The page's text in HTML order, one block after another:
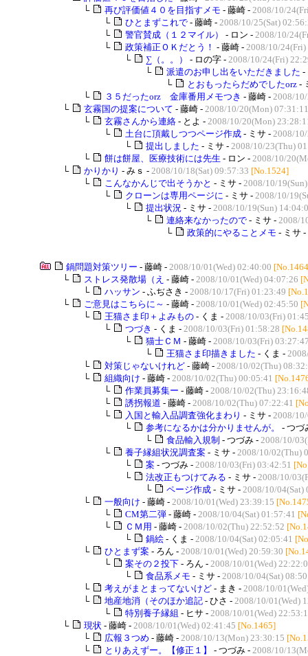
└
再び評価値４０を目指すメモ - 藤崎 - 2008/10/
└
ひとまずこれで - 藤崎 - 2008/10/25(Sat)
└
警官賛成（１２マイル） - ロン - 2008/10/
└
政策補正ＯＫだとう！ - 藤崎 - 2008/10/
└
∑（。。） - ロの字 - 2008/10/24(Fri)
└
派遣のお申し出をいただきました -
└
とおもったらだめでしたorz -
└
３５だったorz 金庫番用メモつき - 藤崎 - 2008/
└
玄霧国の提案について - 藤崎 - 2008/10/20(Mon) 07:31:11
└
玄霧さんから連絡 - とよ - 2008/10/20(Mon)
└
土台に頂戴しつつページ作成 - ミサ - 2008/
└
提出しました - ミサ - 2008/10/23(Thu)
└
餅は餅屋、医療技術には先生 - ロン - 2008/10/
└
かりかり - みｓ - 2008/10/18(Sat) 09:57:33 [No.1524]
└
こんなかんじで出そうかと - ミサ - 2008/10/
└
クローンは専用ページに - ミサ - 2008/10/
└
提出状況 - ミサ - 2008/10/19(Sun)
└
連絡来なかったので - ミサ - 2008/
└
政策的にやることメモ - ミサ -
鍋問題対策ツリー - 藤崎 - 2008/10/01(Wed) 02:40:00
└
ストレス発散場（え - 藤崎 - 2008/10/01(Wed) 04:07:26
└
ハッサン - ふぢさき - 2008/10/17(Fri) 01:23:49
└
ご意見はこちらに～ - 藤崎 - 2008/10/01(Wed) 02:45:50
└
王猫さま印＋よみもの - くま - 2008/10/03(Fri)
└
つづき - くま - 2008/10/03(Fri) 01:58:28
└
猫士ＣＭ - 藤崎 - 2008/10/03(Fri)
└
王猫さま印描きました - くま -
└
対策じゃないけれど - 藤崎 - 2008/10/02(Thu)
└
組織向け - 藤崎 - 2008/10/02(Thu) 00:05:41
└
作業員募集ー - 藤崎 - 2008/10/02(Thu)
└
誘拐報道 - 藤崎 - 2008/10/02(Thu) 07:22:41
└
入国と輸入品調査強化まわり - ミサ - 2008/
└
参考になるかは分かりませんが。
- つづ
└
食品輸入規制 - つづみ - 2008/10/
└
養子縁組状況調査案 - ミサ - 2008/10/02(Thu)
└
案 - つづみ - 2008/10/03(Fri) 03:42:51
└
法改正もつけてみる - ミサ - 2008/10/
└
ページ作成 - ミサ - 2008/10/04(Sat)
└
一般向け - 藤崎 - 2008/10/01(Wed) 23:39:15
└
CM第二弾 - 藤崎 - 2008/10/04(Sat) 01:57:41
└
ＣＭ用 - 藤崎 - 2008/10/02(Thu) 22:52:52
└
鍋絵 - くま - 2008/10/04(Sat) 02:05:41
└
ひとまず案 - ろん - 2008/10/01(Wed) 20:59:30
└
案その２投下 - ろん - 2008/10/01(Wed)
└
食品系メモ - ミサ - 2008/10/04(Sat)
└
考えがまとまってないけど - まき - 2008/10/
└
地産地消（そのほか追記 - ひさ - 2008/10/01(Wed)
└
特別養子縁組 - ヒサ - 2008/10/01(Wed)
└
現状 - 藤崎 - 2008/10/01(Wed) 02:41:45 [No.1465]
└
広報３つめ - 藤崎 - 2008/10/13(Mon) 23:30:15
└
とりあえずー。【修正１】 - つづみ - 2008/10/